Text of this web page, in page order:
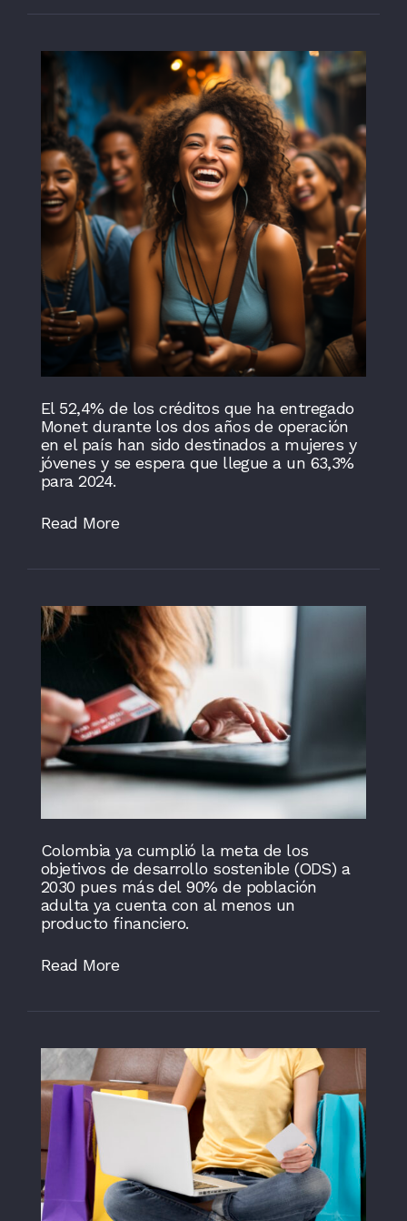
El 52,4% de los créditos que ha entregado
Monet durante los dos años de operación
en el país han sido destinados a mujeres y
jóvenes y se espera que llegue a un 63,3%
para 2024.
Read More
Colombia ya cumplió la meta de los
objetivos de desarrollo sostenible (ODS) a
2030 pues más del 90% de población
adulta ya cuenta con al menos un
producto financiero.
Read More